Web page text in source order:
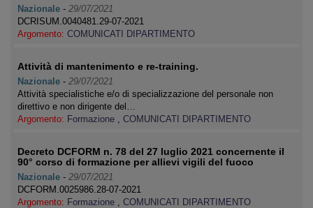
Nazionale - 29/07/2021
DCRISUM.0040481.29-07-2021
Argomento: COMUNICATI DIPARTIMENTO
Attività di mantenimento e re-training.
Nazionale - 29/07/2021
Attività specialistiche e/o di specializzazione del personale non
direttivo e non dirigente del…
Argomento: Formazione , COMUNICATI DIPARTIMENTO
Decreto DCFORM n. 78 del 27 luglio 2021 concernente il
90° corso di formazione per allievi vigili del fuoco
Nazionale - 29/07/2021
DCFORM.0025986.28-07-2021
Argomento: Formazione , COMUNICATI DIPARTIMENTO